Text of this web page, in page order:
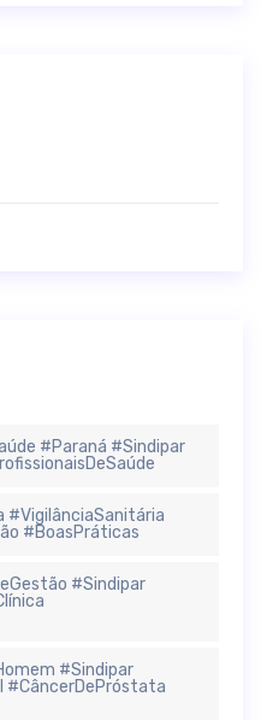
#Paraná #Sindipar
#VigilânciaSanitária
#BoasPráticas
#Sindipar
#Sindipar
#CâncerDePróstata